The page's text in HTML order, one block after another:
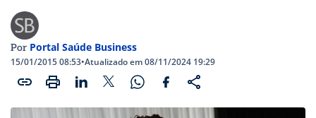
Por Portal Saúde Business
15/01/2015 08:53•Atualizado em 08/11/2024 19:29